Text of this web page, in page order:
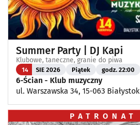
Summer Party | DJ Kapi
Klubowe, taneczne, granie do piwa
14 SIE 2026 Piątek godz. 22:00
6-Ścian - Klub muzyczny
ul. Warszawska 34, 15-063 Białystok
PATRONAT